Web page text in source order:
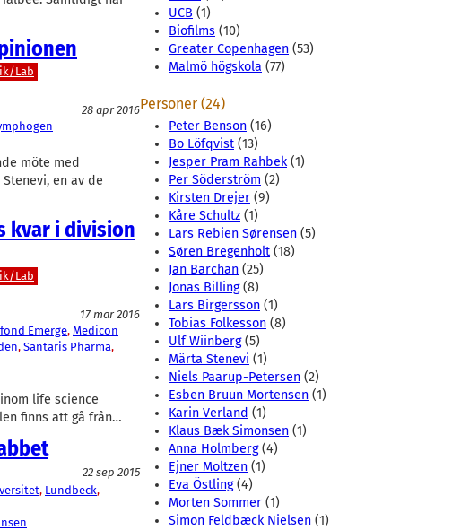
Lab
28 apr 2016
möte med
en av de
kvar i division
Lab
17 mar 2016
Emerge, Medicon
, Santaris Pharma
life science
finns att gå från…
22 sep 2015
, Lundbeck
UCB (1)
Biofilms (10)
Greater Copenhagen (53)
Malmö högskola (77)
Personer (24)
Peter Benson (16)
Bo Löfqvist (13)
Jesper Pram Rahbek(1)
Per Söderström (2)
Kirsten Drejer (9)
Kåre Schultz (1)
Lars Rebien Sørensen (5)
Søren Bregenholt (18)
Jan Barchan (25)
Jonas Billing(8)
Lars Birgersson (1)
Tobias Folkesson (8)
Ulf Wiinberg(5)
Märta Stenevi (1)
Niels Paarup-Petersen (2)
Esben Bruun Mortensen (1)
Karin Verland (1)
Klaus Bæk Simonsen (1)
Anna Holmberg(4)
Ejner Moltzen (1)
Eva Östling(4)
Morten Sommer (1)
Simon Feldbæck Nielsen (1)